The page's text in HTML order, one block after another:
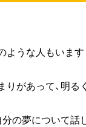
うな人もいます
があって、明る
の夢について話